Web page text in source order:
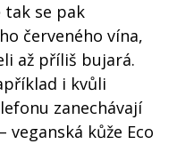
tak se pak
červeného vína,
až příliš bujará.
i kvůli
zanechávají
veganská kůže Eco